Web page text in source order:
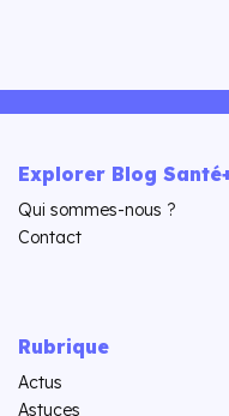
Explorer Blog
Qui sommes-nous ?
Contact
Rubrique
Actus
Astuces